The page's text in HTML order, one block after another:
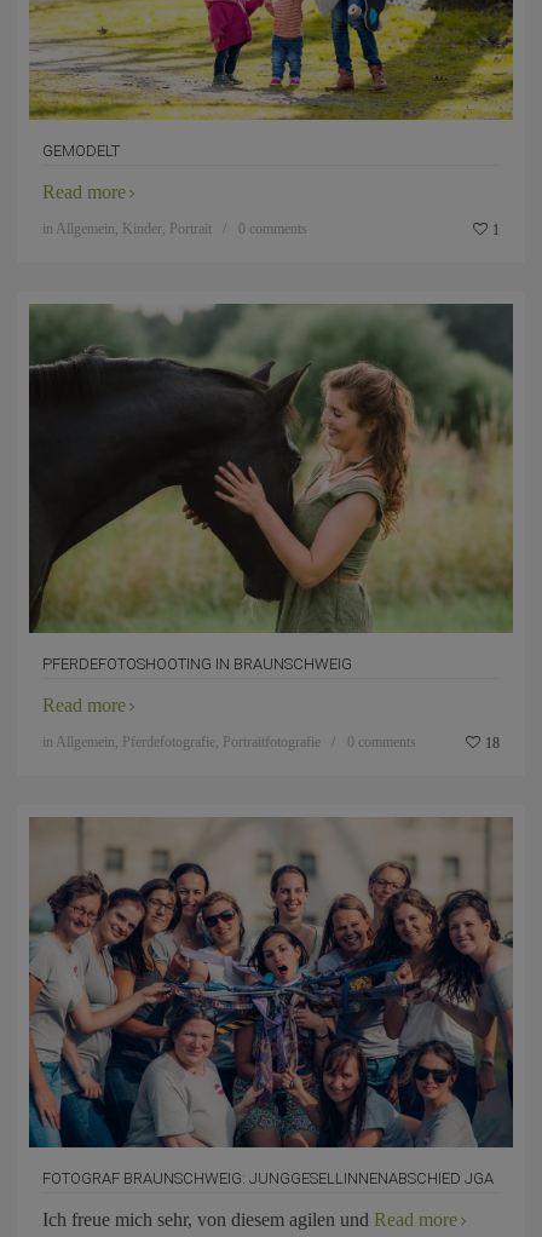
GEMODELT
Read more
in Allgemein Kinder Portrait 0 comments 1
PFERDEFOTOSHOOTING IN BRAUNSCHWEIG
Read more
in Allgemein, Pferdefotografie, Portraitfotografie 0 comments 18
FOTOGRAF BRAUNSCHWEIG: JUNGGESELLINNENABSCHIED JGA
Ich freue mich sehr, von diesem agilen und Read more